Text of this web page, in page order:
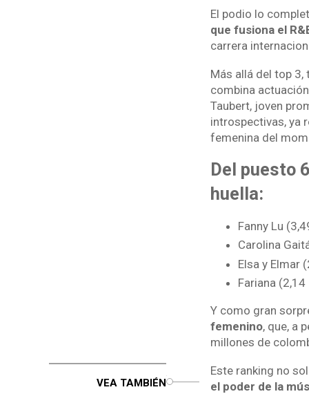
El podio lo
que fusiona el
carrera
Más allá del top
combina
Taubert, joven
introspectivas, ya
femenina del
Del puesto
huella:
Fanny Lu
Carolina
Elsa y Elmar
Fariana
Y como gran
femenino, que, a
millones de
VEA TAMBIÉN
Este ranking no
el poder de la